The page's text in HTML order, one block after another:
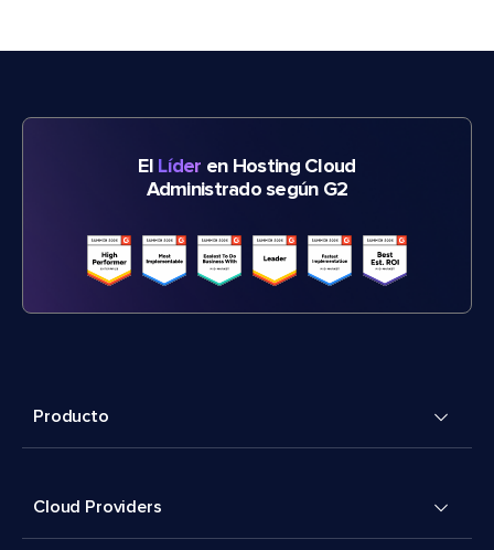
El Líder en Hosting Cloud
Administrado según G2
Producto
Cloud Providers